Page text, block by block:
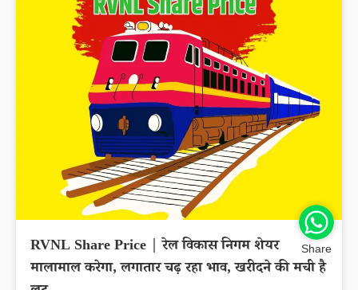
RVNL Share Price | रेल विकास निगम शेयर
मालामाल करेगा, लगातार चढ़ रहा भाव, खरीदने की मची है
Share